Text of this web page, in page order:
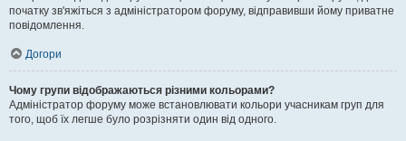
початку зв'яжіться з адміністратором форуму, відправивши йому приватне
повідомлення.
Догори
Чому групи відображаються різними кольорами?
Адміністратор форуму може встановлювати кольори учасникам груп для
того, щоб їх легше було розрізняти один від одного.